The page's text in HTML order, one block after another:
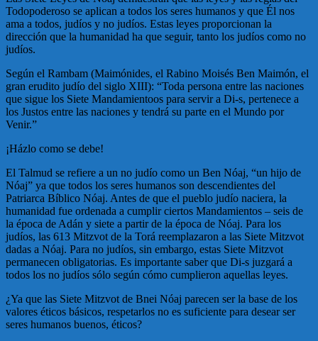
Todopoderoso se aplican a todos los seres humanos y que Él nos
ama a todos, judíos y no judíos. Estas leyes proporcionan la
dirección que la humanidad ha que seguir, tanto los judíos como no
judíos.
Según el Rambam (Maimónides, el Rabino Moisés Ben Maimón, el
gran erudito judío del siglo XIII): “Toda persona entre las naciones
que sigue los Siete Mandamientoos para servir a Di-s, pertenece a
los Justos entre las naciones y tendrá su parte en el Mundo por
Venir.”
¡Házlo como se debe!
El Talmud se refiere a un no judío como un Ben Nóaj, “un hijo de
Nóaj” ya que todos los seres humanos son descendientes del
Patriarca Bíblico Nóaj. Antes de que el pueblo judío naciera, la
humanidad fue ordenada a cumplir ciertos Mandamientos – seis de
la época de Adán y siete a partir de la época de Nóaj. Para los
judíos, las 613 Mitzvot de la Torá reemplazaron a las Siete Mitzvot
dadas a Nóaj. Para no judíos, sin embargo, estas Siete Mitzvot
permanecen obligatorias. Es importante saber que Di-s juzgará a
todos los no judíos sólo según cómo cumplieron aquellas leyes.
¿Ya que las Siete Mitzvot de Bnei Nóaj parecen ser la base de los
valores éticos básicos, respetarlos no es suficiente para desear ser
seres humanos buenos, éticos?